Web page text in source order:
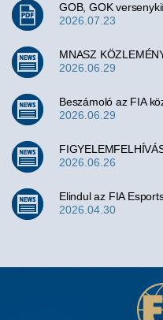
GOB, GOK
2026.07.23
MNASZ
2026.06.29
Beszámoló az FIA
2026.06.29
2026.06.26
Elindul az FIA
2026.04.30